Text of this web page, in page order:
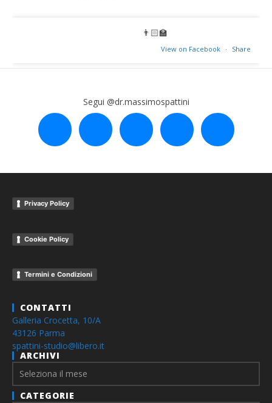
👨🏻‍🏫
View on Facebook · Share
Segui @dr.massimospattini
facebook
twitter instagram linkedin youtube
Privacy Policy
Cookie Policy
Termini e Condizioni
CONTATTI
Galleria Crocetta, 10/A
43126 Parma
spattini-studio@libero.it
ARCHIVI
Archivi
CATEGORIE